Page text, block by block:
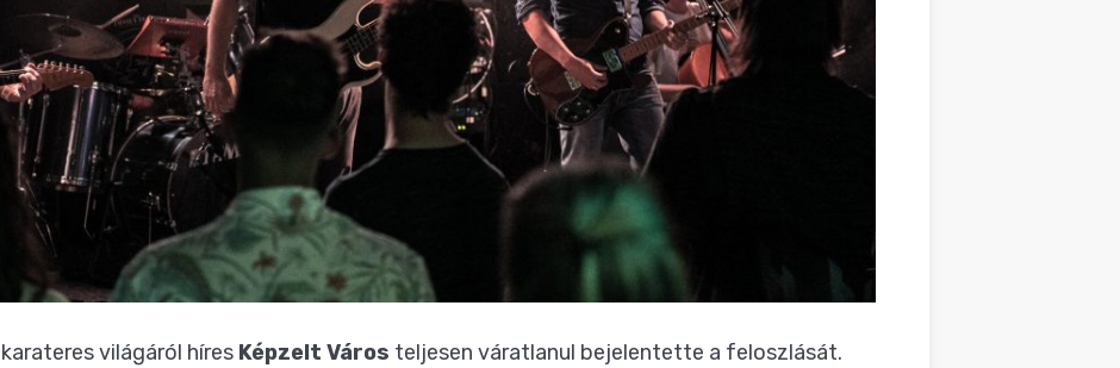
világáról híres Képzelt Város teljesen váratlanul bejelentette a feloszlását.